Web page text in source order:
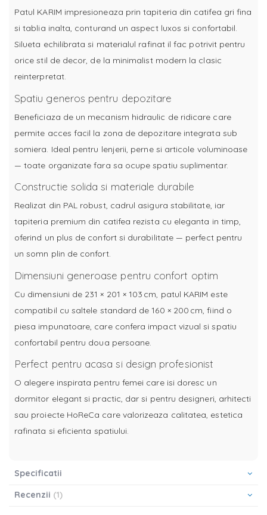
Patul KARIM impresioneaza prin tapiteria din catifea gri fina
si tablia inalta, conturand un aspect luxos si confortabil.
Silueta echilibrata si materialul rafinat il fac potrivit pentru
orice stil de decor, de la minimalist modern la clasic
reinterpretat.
Spatiu generos pentru depozitare
Beneficiaza de un mecanism hidraulic de ridicare care
permite acces facil la zona de depozitare integrata sub
somiera. Ideal pentru lenjerii, perne si articole voluminoase
— toate organizate fara sa ocupe spatiu suplimentar.
Constructie solida si materiale durabile
Realizat din PAL robust, cadrul asigura stabilitate, iar
tapiteria premium din catifea rezista cu eleganta in timp,
oferind un plus de confort si durabilitate — perfect pentru
un somn plin de confort.
Dimensiuni generoase pentru confort optim
Cu dimensiuni de 231 × 201 × 103 cm, patul KARIM este
compatibil cu saltele standard de 160 × 200 cm, fiind o
piesa impunatoare, care confera impact vizual si spatiu
confortabil pentru doua persoane.
Perfect pentru acasa si design profesionist
O alegere inspirata pentru femei care isi doresc un
dormitor elegant si practic, dar si pentru designeri, arhitecti
sau proiecte HoReCa care valorizeaza calitatea, estetica
rafinata si eficienta spatiului.
Specificatii
Recenzii
1